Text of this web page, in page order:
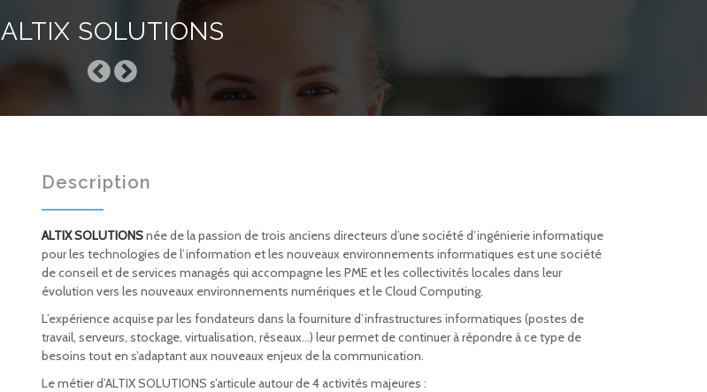
ALTIX SOLUTIONS
Description
ALTIX SOLUTIONSnée de la passion de trois anciens directeurs d’une société d’ingénierie informatique
pour les technologies de l’information et les nouveaux environnements informatiques est une société
de conseil et de services managés qui accompagne les PME et les collectivités locales dans leur
évolution vers les nouveaux environnements numériques et le Cloud Computing.
L’expérience acquise par les fondateurs dans la fourniture d’infrastructures informatiques (postes de
travail, serveurs, stockage, virtualisation, réseaux…) leur permet de continuer à répondre à ce type de
besoins tout en s’adaptant aux nouveaux enjeux de la communication.
Le métier d’ALTIX SOLUTIONS s’articule autour de 4 activités majeures :